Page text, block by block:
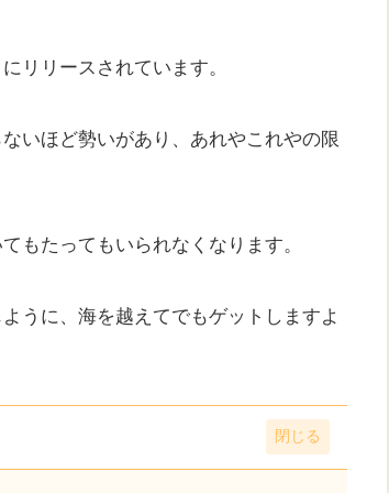
リリースされています。
いほど勢いがあり、あれやこれやの限
もたってもいられなくなります。
うに、海を越えてでもゲットしますよ